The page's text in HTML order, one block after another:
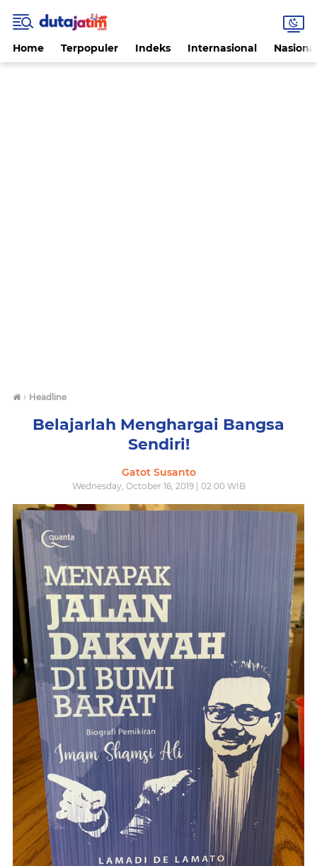
Home Terpopuler Indeks Internasional
› Headline
Belajarlah Menghargai Bangsa
Sendiri!
Gatot Susanto
Wednesday, October 16, 2019 | 02:00 WIB